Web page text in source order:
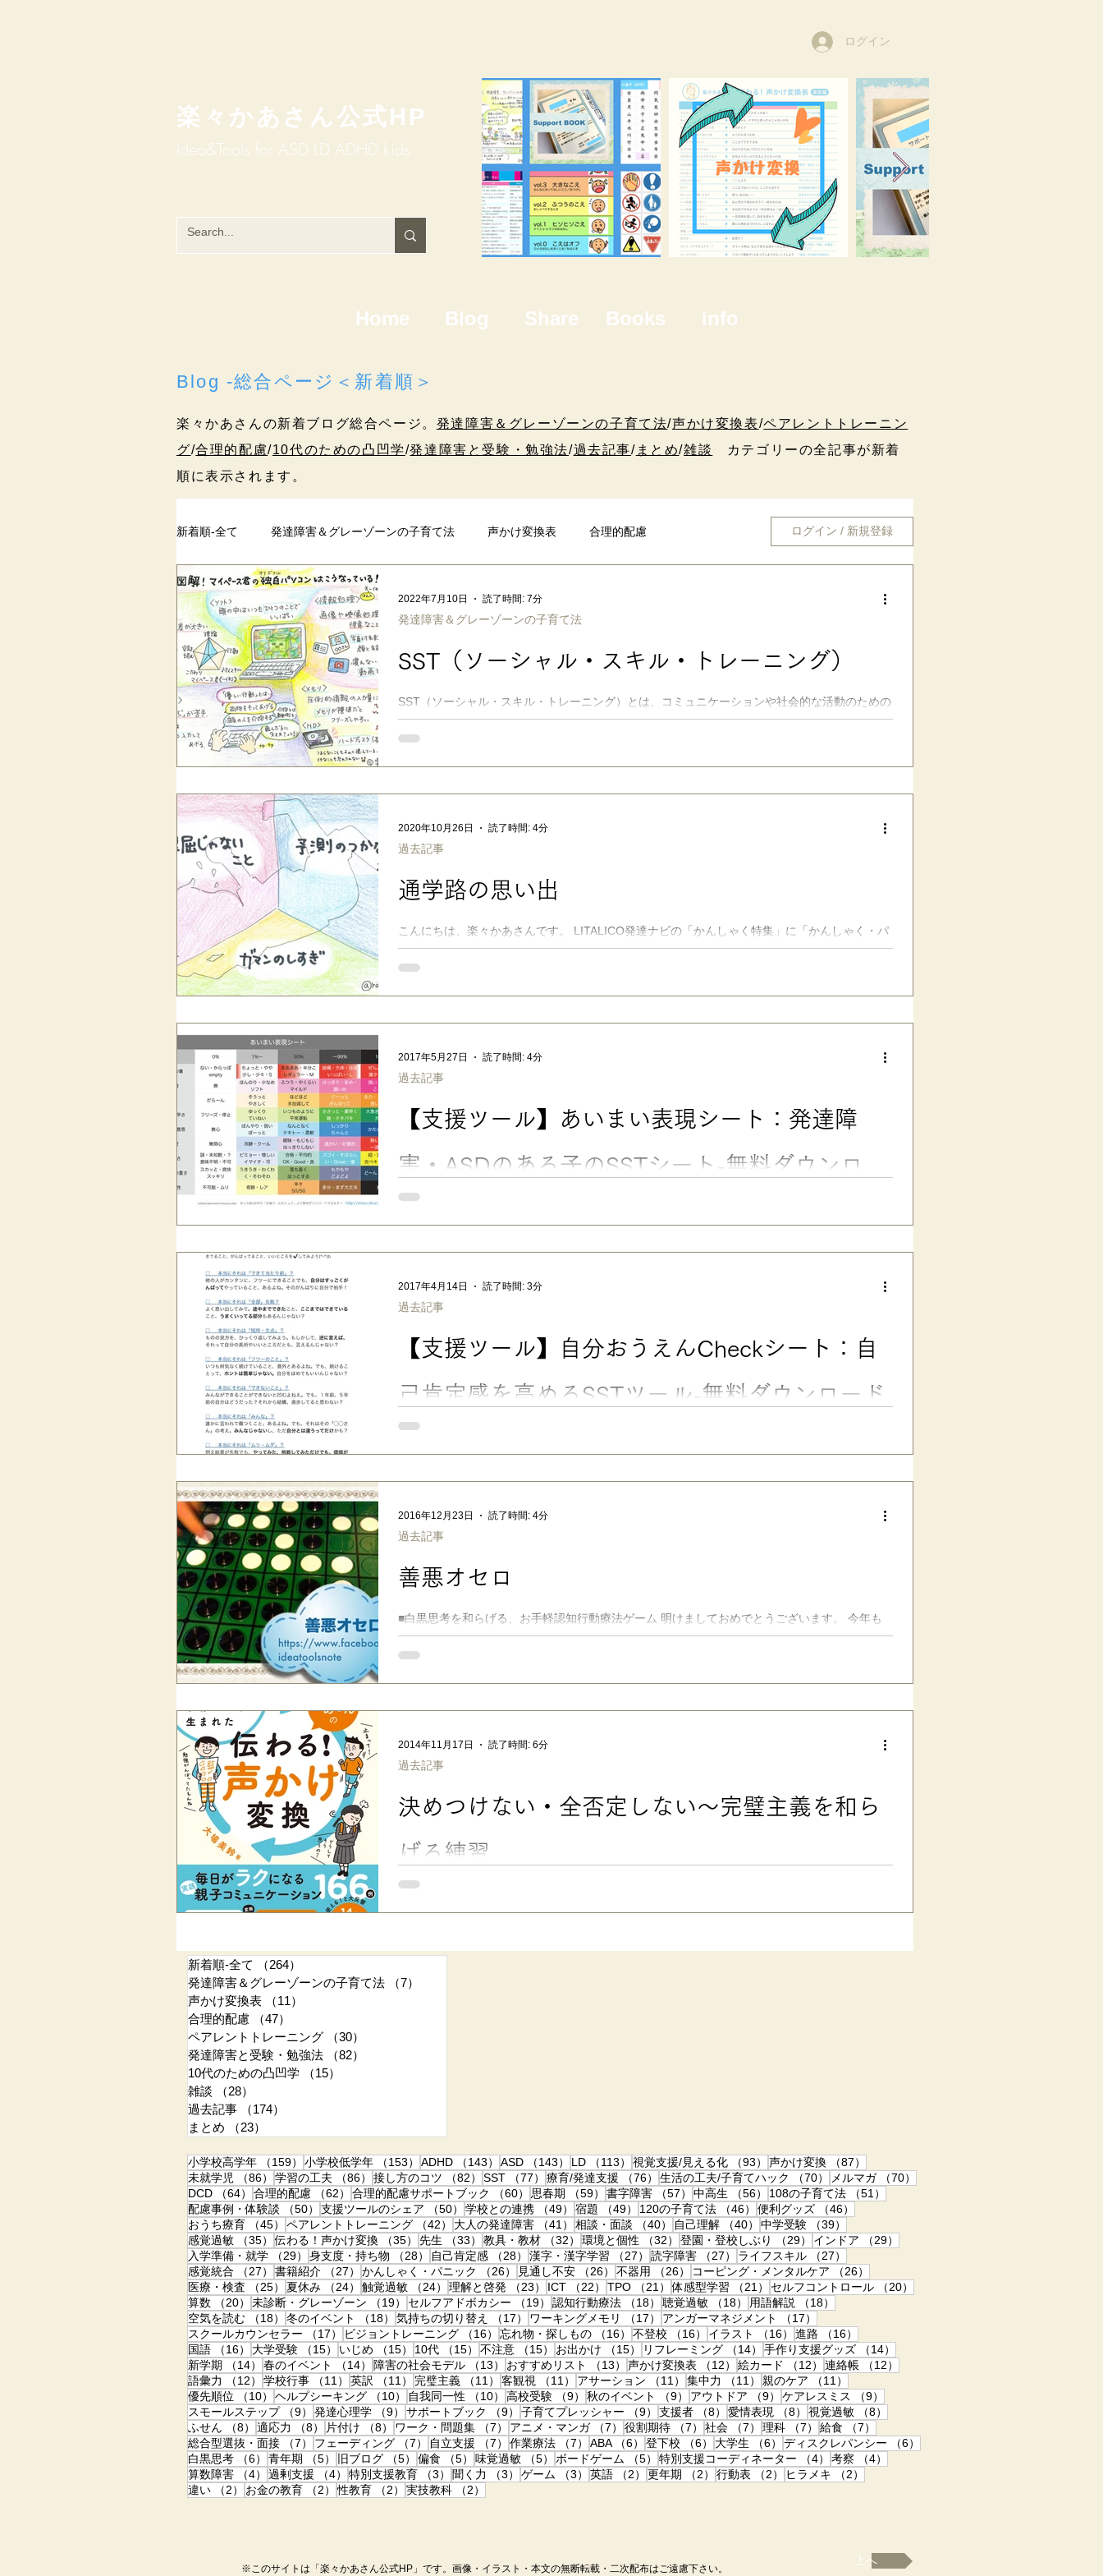
楽々かあさん公式HP
Idea&Tools​​ for ASD LD ADHD kids
ログイン
Home Blog Share Books info
Blog -総合ページ＜新着順＞
楽々かあさんの新着ブログ総合ページ。 発達障害＆グレーゾーンの子育て法/声かけ変換表/ペアレントトレーニン
グ/合理的配慮/10代のための凸凹学/発達障害と受験・勉強法/過去記事/ まとめ/雑談
カテゴリーの全記事が新着
順に表示されます。
新着順-全て 発達障害＆グレーゾーンの子育て法 声かけ変換表 合理的配慮
ペアレントトレーニング 発達障害と受験・勉強法 10代のための凸凹学
過去記事 まとめ
ログイン / 新規登録
SST（ソーシャル・スキル・トレーニング）
SST（ソーシャル・スキル・トレーニング）とは、コミュニケーションや社会的な活動のための
練習全般を指します。 経験を「自然と学ぶ」が苦手な子に、適切なコミュニケーションのとり
方、暗黙のルール、セルフコントロール、危機管理、性教育、そして自己理解と他者理解などに
発達障害＆グレーゾーンの子育て法
2022年7月10日 読了時間: 7分
通学路の思い出
こんにちは、楽々かあさんです。 LITALICO発達ナビの「かんしゃく特集」に「かんしゃく・パ
ニックは予防が9割!?修羅場の回避には「3大危険地帯」の心得を...」というコラムを寄稿しまし
た(2020.10.19公開）。 ...
過去記事
2020年10月26日 読了時間: 4分
【支援ツール】あいまい表現シート：発達障
害・ASDのある子のSSTシート-無料ダウンロー
のSSTシート-無料ダウンロード ■ あいまいな表現の言葉を教え、白黒思考を和らげながら慣ら
るようになるかもしれません。 「ちょっと」や「大体」といった、あいまいでアバウトな表現
がイメージしにくい凸凹さんには、 「 声かけ変換表」 にあるように 「ちょっと待ってね」
ですが、誰もがそんな風に分かりやすく言ってくれるわけでもないし、 だんだんと中間のあい
まい表現に慣らしていく必要もあります。 今回のシェア・ツール「 あいまい表現シート 」は、
過去記事
2017年5月27日 読了時間: 4分
【支援ツール】自分おうえんCheckシート：自
己肯定感を高めるSSTツール-無料ダウンロード
完璧主義の子や、失敗の多い子は特に、できなかったことばかり気になって、落ち込んでしまい
ころをほめ 、一見できて 当たり前のようながんばりを認め 、目を皿のようにして できてる部
分を探し 、失敗しても挑戦した 意欲や努力の過程に価値 をおき、短所や欠点は 長所・いいと
も、徐々に周りが見え始めて来た、思春期入口の少年は、だんだんと親のほめ言葉も素直に受け
取らなくなってきて、 「自分との戦い」 にシフトしつつあるようです。 成長、成長♪ だから、
過去記事
2017年4月14日 読了時間: 3分
善悪オセロ
■白黒思考を和らげる、お手軽認知行動療法ゲーム 明けましておめでとうございます。 今年も
当メルマガをよろしくお願いいたします！ さて、初売りセールに出かけたら、「石がなくなら
ない回転式のオセロ」なるものに、目が止まって、つい衝動買いしました。 →Amazonで見る...
過去記事
2016年12月23日 読了時間: 4分
決めつけない・全否定しない〜完璧主義を和ら
げる練習
る練習をしています。 例えば、私はSNSでいろんなコメントやご意見、ご投稿などを頂きます
過去記事
2014年11月17日 読了時間: 6分
新着順-全て （264）
発達障害＆グレーゾーンの子育て法
（7）
声かけ変換表
（11）
合理的配慮
（47）
ペアレントトレーニング
（30）
発達障害と受験・勉強法
（82）
10代のための凸凹学
（15）
雑談
（28）
過去記事
（174）
まとめ
（23）
小学校高学年 （159） 159件の記事
小学校低学年 （153） 153件の記事
ADHD （143） 143件の記事
ASD （143） 143件の記事
LD （113） 113件の記事
視覚支援/見える化 （93） 93件の記事
声かけ変換 （87）
未就学児
（86） 86件の記事
学習の工夫 （86） 86件の記事
接し方のコツ （82） 82件の記事
SST （77） 77件の記事
療育/発達支援 （76） 76件の記事
生活の工夫/子育てハック （70） 70件の記事
メルマガ （70）
DCD
（64） 64件の記事
合理的配慮 （62） 62件の記事
合理的配慮サポートブック （60） 60件の記事
思春期 （59） 59件の記事
書字障害 （57） 57件の記事
中高生 （56） 56件の記事
108の子育て法 （51）
配慮事例・体験談
（50） 50件の記事
支援ツールのシェア （50） 50件の記事
学校との連携 （49） 49件の記事
宿題 （49） 49件の記事
120の子育て法 （46） 46件の記事
便利グッズ （46）
おうち療育
（45） 45件の記事
ペアレントトレーニング （42） 42件の記事
大人の発達障害 （41） 41件の記事
相談・面談 （40） 40件の記事
自己理解 （40） 40件の記事
中学受験 （39）
感覚過敏
（35） 35件の記事
伝わる！声かけ変換 （35） 35件の記事
先生 （33） 33件の記事
教具・教材 （32） 32件の記事
環境と個性 （32） 32件の記事
登園・登校しぶり （29） 29件の記事
インドア （29）
入学準備・就学
（29） 29件の記事
身支度・持ち物 （28） 28件の記事
自己肯定感 （28） 28件の記事
漢字・漢字学習 （27） 27件の記事
読字障害 （27） 27件の記事
ライフスキル （27）
感覚統合
（27） 27件の記事
書籍紹介 （27） 27件の記事
かんしゃく・パニック （26） 26件の記事
見通し不安 （26） 26件の記事
不器用 （26） 26件の記事
コーピング・メンタルケア （26）
医療・検査
（25） 25件の記事
夏休み （24） 24件の記事
触覚過敏 （24） 24件の記事
理解と啓発 （23） 23件の記事
ICT （22） 22件の記事
TPO （21） 21件の記事
体感型学習 （21） 21件の記事
セルフコントロール （20）
算数
（20） 20件の記事
未診断・グレーゾーン （19） 19件の記事
セルフアドボカシー （19） 19件の記事
認知行動療法 （18） 18件の記事
聴覚過敏 （18） 18件の記事
用語解説 （18）
空気を読む
（18） 18件の記事
冬のイベント （18） 18件の記事
気持ちの切り替え （17） 17件の記事
ワーキングメモリ （17） 17件の記事
アンガーマネジメント （17）
スクールカウンセラー
（17） 17件の記事
ビジョントレーニング （16） 16件の記事
忘れ物・探しもの （16） 16件の記事
不登校 （16） 16件の記事
イラスト （16） 16件の記事
進路 （16）
国語
（16） 16件の記事
大学受験 （15） 15件の記事
いじめ （15） 15件の記事
10代 （15） 15件の記事
不注意 （15） 15件の記事
お出かけ （15） 15件の記事
リフレーミング （14） 14件の記事
手作り支援グッズ （14）
新学期
（14） 14件の記事
春のイベント （14） 14件の記事
障害の社会モデル （13） 13件の記事
おすすめリスト （13） 13件の記事
声かけ変換表 （12） 12件の記事
絵カード （12） 12件の記事
連絡帳 （12）
語彙力
（12） 12件の記事
学校行事 （11） 11件の記事
英訳 （11） 11件の記事
完璧主義 （11） 11件の記事
客観視 （11） 11件の記事
アサーション （11） 11件の記事
集中力 （11） 11件の記事
親のケア （11）
優先順位
（10） 10件の記事
ヘルプシーキング （10） 10件の記事
自我同一性 （10） 10件の記事
高校受験 （9） 9件の記事
秋のイベント （9） 9件の記事
アウトドア （9） 9件の記事
ケアレスミス （9）
スモールステップ
（9） 9件の記事
発達心理学 （9） 9件の記事
サポートブック （9） 9件の記事
子育てプレッシャー （9） 9件の記事
支援者 （8） 8件の記事
愛情表現 （8） 8件の記事
視覚過敏 （8）
ふせん
（8） 8件の記事
適応力 （8） 8件の記事
片付け （8） 8件の記事
ワーク・問題集 （7） 7件の記事
アニメ・マンガ （7） 7件の記事
役割期待 （7） 7件の記事
社会 （7） 7件の記事
理科 （7） 7件の記事
給食 （7）
総合型選抜・面接
（7） 7件の記事
フェーディング （7） 7件の記事
自立支援 （7） 7件の記事
作業療法 （7） 7件の記事
ABA （6） 6件の記事
登下校 （6） 6件の記事
大学生 （6） 6件の記事
ディスクレパンシー （6）
白黒思考
（6） 6件の記事
青年期 （5） 5件の記事
旧ブログ （5） 5件の記事
偏食 （5） 5件の記事
味覚過敏 （5） 5件の記事
ボードゲーム （5） 5件の記事
特別支援コーディネーター （4） 4件の記事
考察 （4）
算数障害
（4） 4件の記事
過剰支援 （4） 4件の記事
特別支援教育 （3） 3件の記事
聞く力 （3） 3件の記事
ゲーム （3） 3件の記事
英語 （2） 2件の記事
更年期 （2） 2件の記事
行動表 （2） 2件の記事
ヒラメキ （2）
違い
（2） 2件の記事
お金の教育 （2） 2件の記事
性教育 （2） 2件の記事
実技教科 （2）
※このサイトは「楽々かあさん公式HP」です。 画像・イラスト・本文の無断転載・二次配布はご遠慮下さい。
上へ